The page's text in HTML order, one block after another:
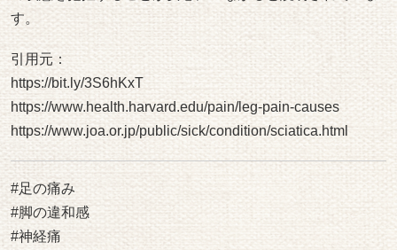
プロの施術家からの推薦状
院情報・アクセス
スタッフ紹介
よくある質問
コロナウィルス感染予防対策について
ご予約・お問合せ
ブログ